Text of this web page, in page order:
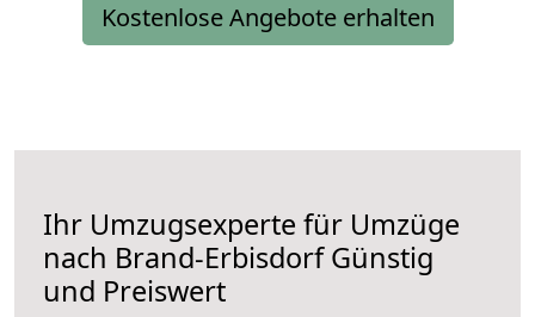
Kostenlose Angebote erhalten
Ihr Umzugsexperte für Umzüge
nach Brand-ErbisdorfGünstig
und Preiswert